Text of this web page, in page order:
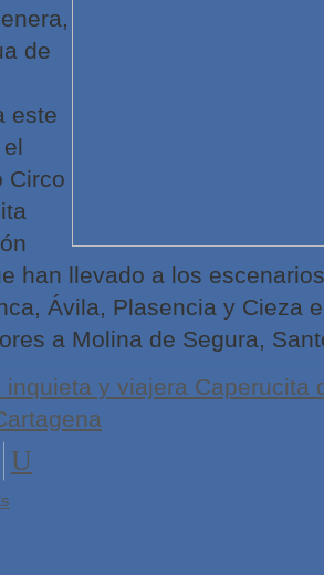
de
este
Circo
han llevado a los
Ávila, Plasencia y Cieza
a Molina de Segura,
inquieta y viajera Caperucita